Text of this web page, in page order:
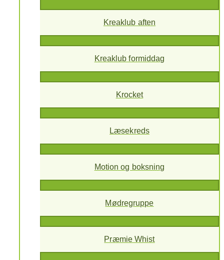
Kreaklub aften
Kreaklub formiddag
Krocket
Læsekreds
Motion og boksning
Mødregruppe
Præmie Whist